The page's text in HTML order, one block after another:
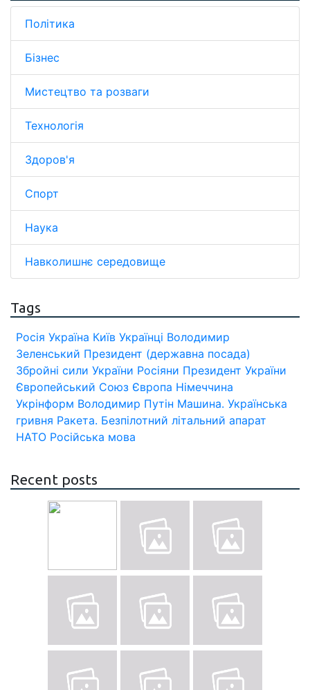
Політика
Бізнес
Мистецтво та розваги
Технологія
Здоров'я
Спорт
Наука
Навколишнє середовище
Tags
Росія Україна Київ Українці Володимир
Зеленський Президент (державна посада)
Збройні сили України Росіяни Президент України
Європейський Союз Європа Німеччина
Укрінформ Володимир Путін Машина. Українська
гривня Ракета. Безпілотний літальний апарат
НАТО Російська мова
Recent posts